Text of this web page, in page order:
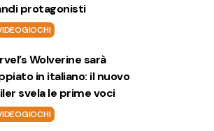
protagonisti
Wolverine sarà
in italiano: il nuovo
svela le prime voci